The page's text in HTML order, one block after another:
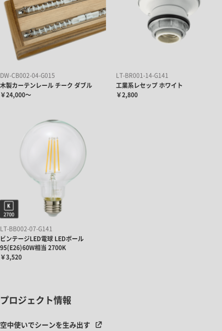
DW-CB002-04-G015
木製カーテンレール チーク ダブル
￥24,000～
LT-BR001-14-G141
工業系レセップ ホワイト
￥2,800
LT-BB002-07-G141
ビンテージLED電球 LEDボール
95(E26)60W相当 2700K
￥3,520
プロジェクト情報
空中使いでシーンを生み出す